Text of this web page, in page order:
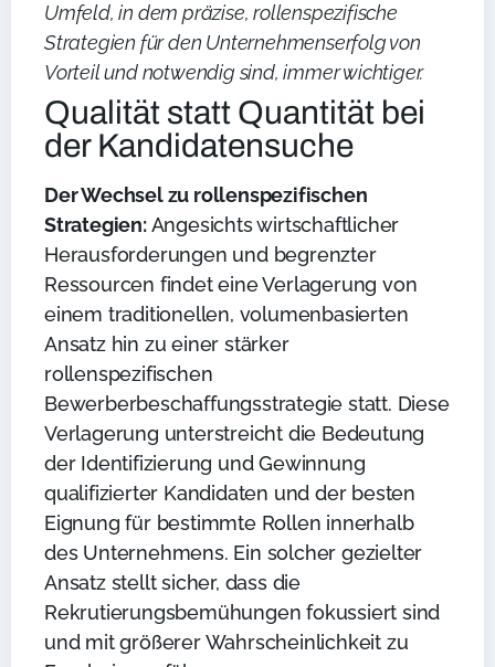
Umfeld, in dem präzise, rollenspezifische
Strategien für den Unternehmenserfolg von
Vorteil und notwendig sind, immer wichtiger.
Qualität statt Quantität bei
der Kandidatensuche
Der Wechsel zu rollenspezifischen
Strategien:Angesichts wirtschaftlicher
Herausforderungen und begrenzter
Ressourcen findet eine Verlagerung von
einem traditionellen, volumenbasierten
Ansatz hin zu einer stärker
rollenspezifischen
Bewerberbeschaffungsstrategie statt. Diese
Verlagerung unterstreicht die Bedeutung
der Identifizierung und Gewinnung
qualifizierter Kandidaten und der besten
Eignung für bestimmte Rollen innerhalb
des Unternehmens. Ein solcher gezielter
Ansatz stellt sicher, dass die
Rekrutierungsbemühungen fokussiert sind
und mit größerer Wahrscheinlichkeit zu